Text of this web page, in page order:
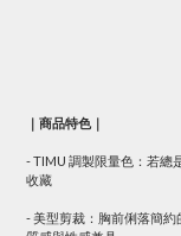
｜商品特色｜
- TIMU 調製限量色：若總
收藏
- 美型剪裁：胸前俐落簡約